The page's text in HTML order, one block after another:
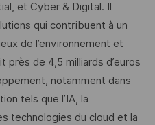
et Cyber & Digital. Il
qui contribuent à un
de l’environnement et
près de 4,5 milliards d’euros
notamment dans
tels que l’IA, la
technologies du cloud et la